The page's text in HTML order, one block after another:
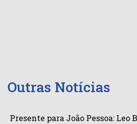
Outras Notícias
Presente para João Pessoa: Leo